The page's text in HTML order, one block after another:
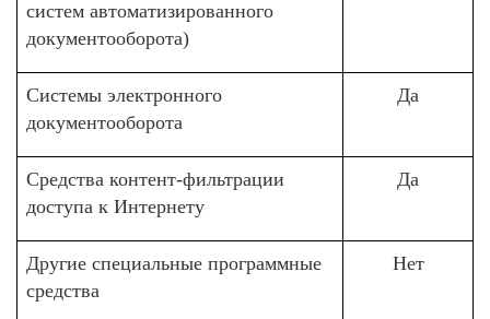
систем автоматизированного
документооборота)
Системы электронного
документооборота
Да
Средства контент-фильтрации
доступа к Интернету
Да
Другие специальные программные
средства
Нет